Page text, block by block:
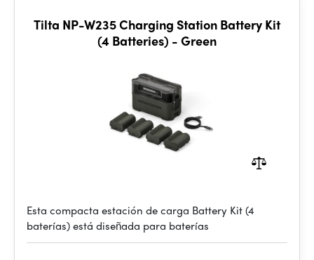
Tilta NP-W235 Charging Station Battery Kit
(4 Batteries) - Green
Esta compacta estación de carga Battery Kit (4
baterías) está diseñada para baterías